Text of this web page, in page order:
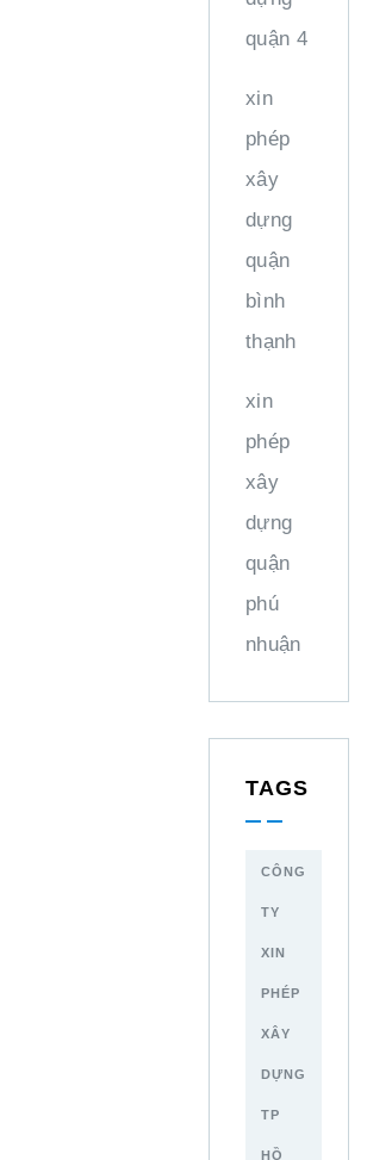
quận 4
xin
phép
xây
dựng
quận
bình
thạnh
xin
phép
xây
dựng
quận
phú
nhuận
TAGS
CÔNG
TY
XIN
PHÉP
XÂY
DỰNG
TP
HỒ